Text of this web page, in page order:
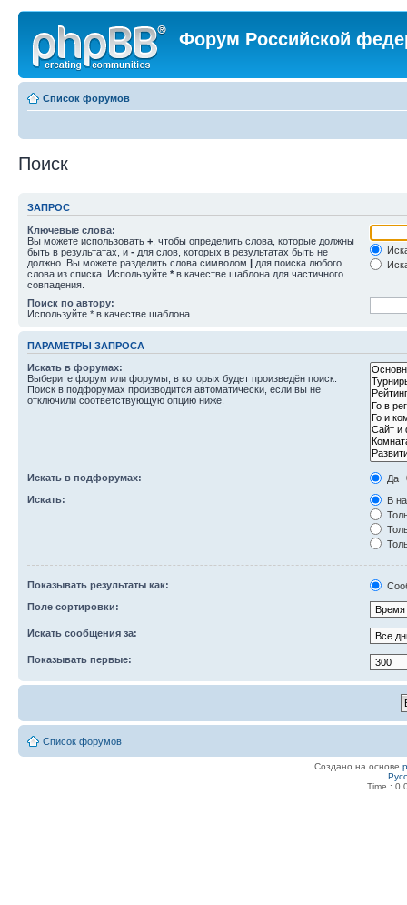
Форум Российской
Список форумов
Поиск
ЗАПРОС
Ключевые слова:
Вы можете использовать + , чтобы определить слова, которые должны
быть в результатах, и - для слов, которых в результатах быть не
должно. Вы можете разделить слова символом | для поиска любого
слова из списка. Используйте * в качестве шаблона для частичного
совпадения.
Поиск по автору:
Используйте * в качестве шаблона.
ПАРАМЕТРЫ ЗАПРОСА
Искать в форумах:
Выберите форум или форумы, в которых будет произведён поиск.
Поиск в подфорумах производится автоматически, если вы не
отключили соответствующую опцию ниже.
Искать в подфорумах:
Да
Искать:
В
Показывать результаты как:
Поле сортировки:
Искать сообщения за:
Показывать первые:
Список форумов
Создано на основе
Time :